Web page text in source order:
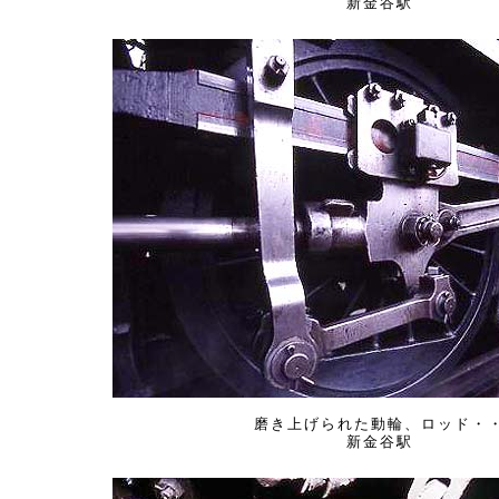
磨き上げられた動輪、ロッド・
新金谷駅